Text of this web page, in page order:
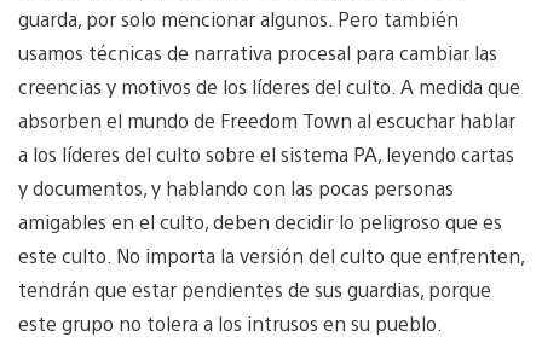
guarda, por solo mencionar algunos. Pero también
usamos técnicas de narrativa procesal para cambiar las
creencias y motivos de los líderes del culto. A medida que
absorben el mundo de Freedom Town al escuchar hablar
a los líderes del culto sobre el sistema PA, leyendo cartas
y documentos, y hablando con las pocas personas
amigables en el culto, deben decidir lo peligroso que es
este culto. No importa la versión del culto que enfrenten,
tendrán que estar pendientes de sus guardias, porque
este grupo no tolera a los intrusos en su pueblo.